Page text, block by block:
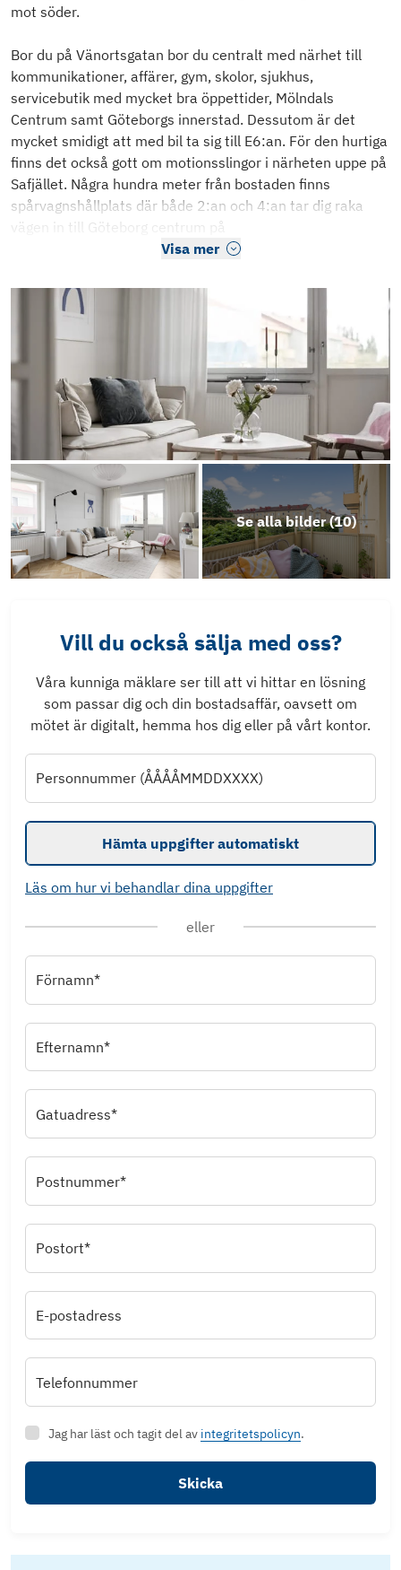
mot söder.
Bor du på Vänortsgatan bor du centralt med närhet till
kommunikationer, affärer, gym, skolor, sjukhus,
servicebutik med mycket bra öppettider, Mölndals
Centrum samt Göteborgs innerstad. Dessutom är det
mycket smidigt att med bil ta sig till E6:an. För den hurtiga
finns det också gott om motionsslingor i närheten uppe på
Safjället. Några hundra meter från bostaden finns
spårvagnshållplats där både 2:an och 4:an tar dig raka
vägen in till Göteborg centrum på
Visa mer
Se alla bilder (10)
Vill du också sälja med oss?
Våra kunniga mäklare ser till att vi hittar en lösning
som passar dig och din bostadsaffär, oavsett om
mötet är digitalt, hemma hos dig eller på vårt kontor.
Personnummer (ÅÅÅÅMMDDXXXX)
Hämta uppgifter automatiskt
Läs om hur vi behandlar dina uppgifter
eller
Förnamn*
Efternamn*
Gatuadress*
Postnummer*
Postort*
E-postadress
Telefonnummer
Jag har läst och tagit del av integritetspolicyn.
Skicka